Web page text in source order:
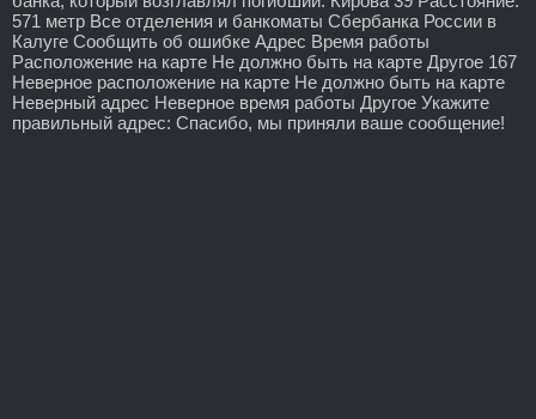
571 метр Все отделения и банкоматы Сбербанка России в
Калуге Сообщить об ошибке Адрес Время работы
Расположение на карте Не должно быть на карте Другое 167
Неверное расположение на карте Не должно быть на карте
Неверный адрес Неверное время работы Другое Укажите
правильный адрес: Спасибо, мы приняли ваше сообщение!